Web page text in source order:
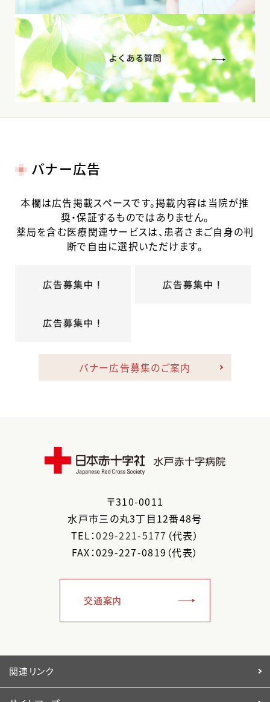
バナー広告
本欄は広告掲載スペースです。掲載内容は当院が推
奨・保証するものではありません。
薬局を含む医療関連サービスは、患者さまご自身の判
断で自由に選択いただけます。
バナー広告募集のご案内
〒310-0011
水戸市三の丸3丁目12番48号
TEL：029-221-5177 （代表）
FAX：029-227-0819（代表）
交通案内
関連リンク